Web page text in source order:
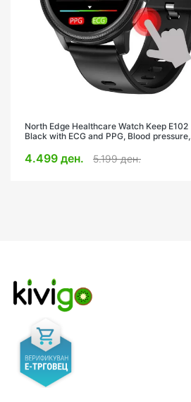
North Edge Healthcare Watch Keep E102
Black with ECG and PPG, Blood pressure,
4.499 ден. 5.199 ден.